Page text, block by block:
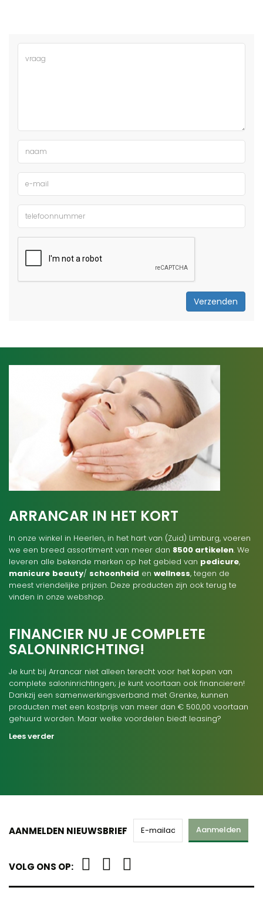
Verzenden
ARRANCAR IN HET KORT
In onze winkel in Heerlen, in het hart van (Zuid) Limburg, voeren
we een breed assortiment van meer dan 8500 artikelen. We
leveren alle bekende merken op het gebied van pedicure,
manicure beauty/ schoonheid en wellness, tegen de
meest vriendelijke prijzen. Deze producten zijn ook terug te
vinden in onze webshop.
FINANCIER NU JE COMPLETE
SALONINRICHTING!
Je kunt bij Arrancar niet alleen terecht voor het kopen van
complete saloninrichtingen; je kunt voortaan ook financieren!
Dankzij een samenwerkingsverband met Grenke, kunnen
producten met een kostprijs van meer dan € 500,00 voortaan
gehuurd worden. Maar welke voordelen biedt leasing?
Lees verder
AANMELDEN NIEUWSBRIEF Aanmelden
VOLG ONS OP: